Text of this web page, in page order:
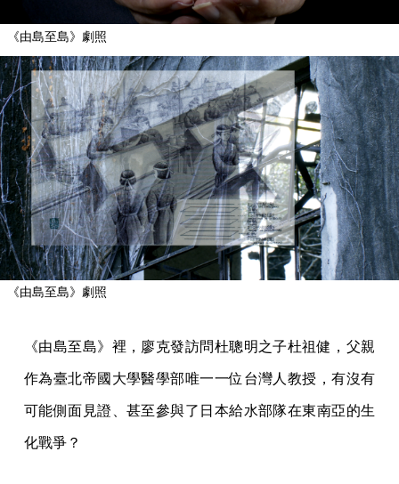
《由島至島》劇照
《由島至島》劇照
《由島至島》裡，廖克發訪問杜聰明之子杜祖健，父親
作為臺北帝國大學醫學部唯一一位台灣人教授，有沒有
可能側面見證、甚至參與了日本給水部隊在東南亞的生
化戰爭？